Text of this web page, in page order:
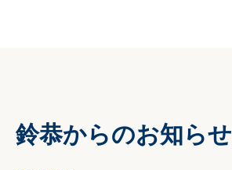
鈴恭からのお知らせ